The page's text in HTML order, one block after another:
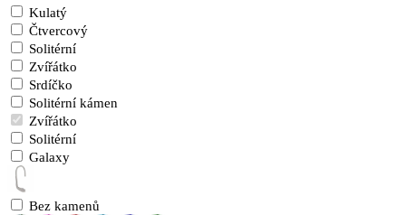
Kulatý
Čtvercový
Solitérní
Zvířátko
Srdíčko
Solitérní kámen
Zvířátko
Solitérní
Galaxy
Bez kamenů